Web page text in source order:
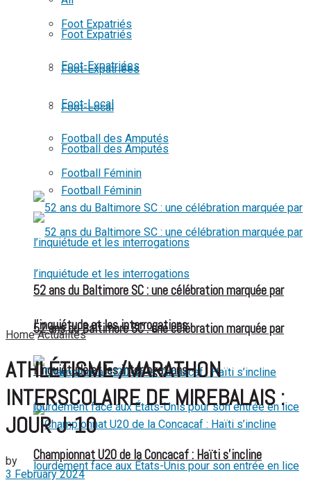
Foot Expatriés
Foot-Expatriées
Foot-Local
Football des Amputés
Football Féminin
52 ans du Baltimore SC : une célébration marquée par
l’inquiétude et les interrogations
Foot Expatriés
Foot-Expatriées
Foot-Local
Football des Amputés
Football Féminin
52 ans du Baltimore SC : une célébration marquée par
l’inquiétude et les interrogations
Championnat U20 de la Concacaf : Haïti s’incline
Home Actualités
ATHLÉTISME /MARATHON
INTERSCOLAIRE DE MIREBALAIS :
JOUR J-10
by
3 February 2024